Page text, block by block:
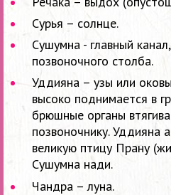
Сурья – солнце.
Сушумна - главный
позвоночного столба.
Уддияна – узы или
высоко поднимается в
брюшные органы
позвоночнику. Уддияна
великую птицу Прану
Сушумна нади.
Чандра – луна.